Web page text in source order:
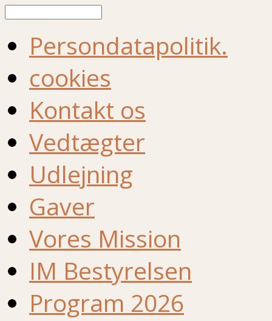
Persondatapolitik.
cookies
Kontakt os
Vedtægter
Udlejning
Gaver
Vores Mission
IM Bestyrelsen
Program 2026